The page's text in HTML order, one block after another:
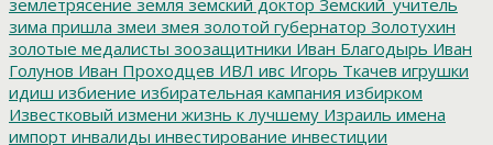
зима пришла змеи змея золотой губернатор Золотухин
золотые медалисты зоозащитники Иван Благодырь Иван
Голунов Иван Проходцев ИВЛ ивс Игорь Ткачев игрушки
идиш избиение избирательная кампания избирком
Известковый измени жизнь к лучшему Израиль имена
импорт инвалиды инвестирование инвестиции